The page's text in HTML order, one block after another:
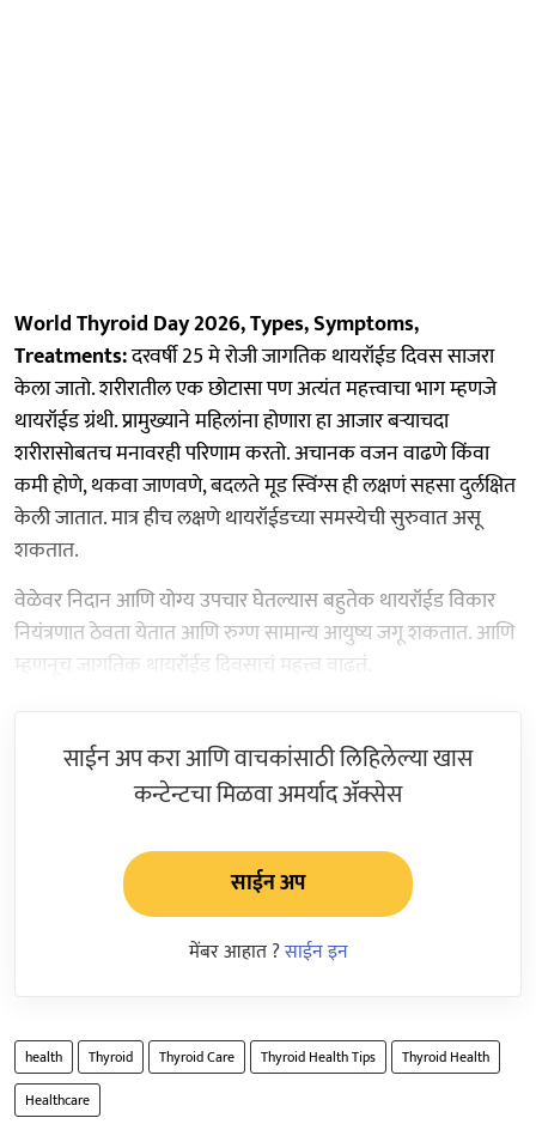
World Thyroid Day 2026, Types, Symptoms,
Treatments:दरवर्षी 25 मे रोजी जागतिक थायरॉईड दिवस साजरा
केला जातो. शरीरातील एक छोटासा पण अत्यंत महत्त्वाचा भाग म्हणजे
थायरॉईड ग्रंथी. प्रामुख्याने महिलांना होणारा हा आजार बऱ्याचदा
शरीरासोबतच मनावरही परिणाम करतो. अचानक वजन वाढणे किंवा
कमी होणे, थकवा जाणवणे, बदलते मूड स्विंग्स ही लक्षणं सहसा दुर्लक्षित
केली जातात. मात्र हीच लक्षणे थायरॉईडच्या समस्येची सुरुवात असू
शकतात.
वेळेवर निदान आणि योग्य उपचार घेतल्यास बहुतेक थायरॉईड विकार
नियंत्रणात ठेवता येतात आणि रुग्ण सामान्य आयुष्य जगू शकतात. आणि
म्हणनूच जागतिक थायरॉईड दिवसाचं महत्त्व वाढतं.
साईन अप करा आणि वाचकांसाठी लिहिलेल्या खास
कन्टेन्टचा मिळवा अमर्याद ॲक्सेस
साईन अप
मेंबर आहात ?साईन इन
health Thyroid Thyroid Care Thyroid Health Tips
Thyroid Health
Healthcare